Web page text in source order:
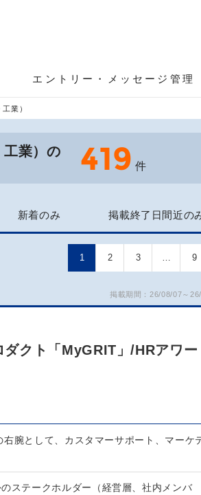
エントリー・メッセージ管理
業）
工業）の
419 件
新着のみ 掲載終了日間近の
1 2 3 … 9
掲載期間：26/08/07～
クト「MyGRIT」/HRアワー
右腕として、カスタマーサポート、マーケ
ステークホルダー（経営層、社内メンバ